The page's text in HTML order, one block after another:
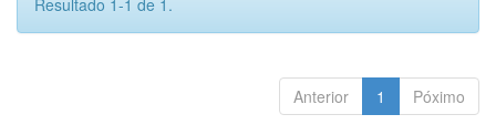
Resultado 1-1 de 1.
Anterior 1 Póximo